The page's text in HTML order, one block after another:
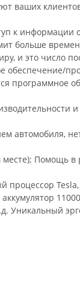
ваших
к информации
больше
и это число
обеспечение/
программное
автомобиля,
Помощь в
Tesla,
Уникальный